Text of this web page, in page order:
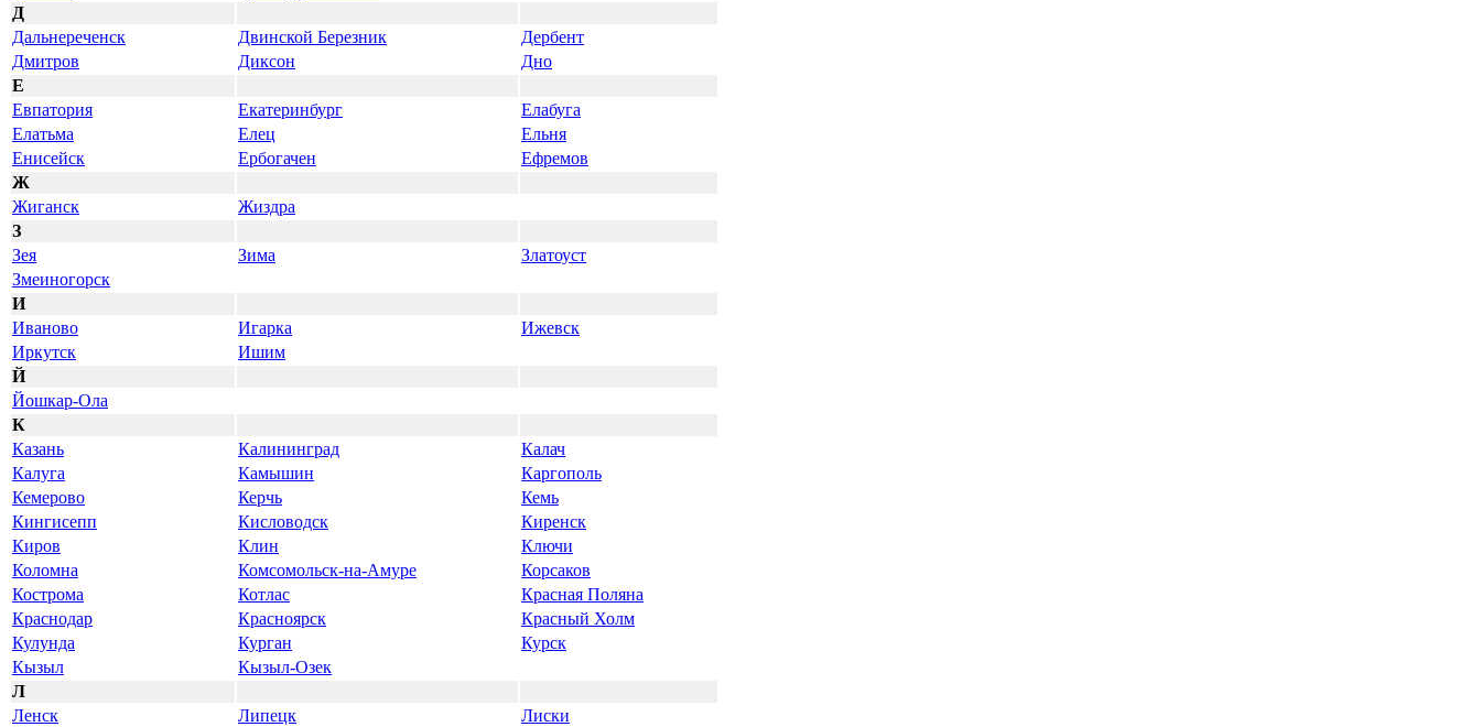
Д
Дальнереченск
Двинской Березник
Дербент
Дмитров
Диксон
Дно
Е
Евпатория
Екатеринбург
Елабуга
Елатьма
Елец
Ельня
Енисейск
Ербогачен
Ефремов
Ж
Жиганск
Жиздра
З
Зея
Зима
Златоуст
Змеиногорск
И
Иваново
Игарка
Ижевск
Иркутск
Ишим
Й
Йошкар-Ола
К
Казань
Калининград
Калач
Калуга
Камышин
Каргополь
Кемерово
Керчь
Кемь
Кингисепп
Кисловодск
Киренск
Киров
Клин
Ключи
Коломна
Комсомольск-на-Амуре
Корсаков
Кострома
Котлас
Красная Поляна
Краснодар
Красноярск
Красный Холм
Кулунда
Курган
Курск
Кызыл
Кызыл-Озек
Л
Ленск
Липецк
Лиски